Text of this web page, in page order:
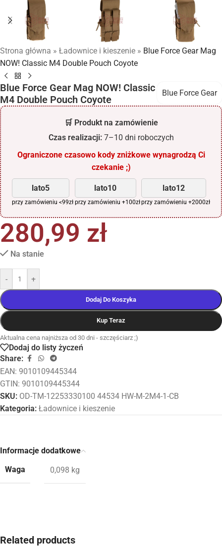
Strona główna » Ładownice i kieszenie » Blue Force Gear Mag
NOW! Classic M4 Double Pouch Coyote
Blue Force Gear Mag NOW! Classic
M4 Double Pouch Coyote
Blue Force Gear
🛒 Produkt na zamówienie
Czas realizacji:7–10 dni roboczych
Ograniczone czasowo kody zniżkowe wynagrodzą Ci
czekanie ;)
lato5
przy zamówieniu <99zł
lato10
przy zamówieniu +100zł
lato12
przy zamówieniu +2000zł
280,99 zł
Na stanie
- +
Dodaj Do Koszyka
Kup Teraz
Aktualna cena najniższa od 30 dni - szczęściarz ;)
Dodaj do listy życzeń
Share:
EAN: 9010109445344
GTIN: 9010109445344
SKU: OD-TM-12253330100 44534 HW-M-2M4-1-CB
Kategoria: Ładownice i kieszenie
Informacje dodatkowe
Waga
0,098 kg
Related products